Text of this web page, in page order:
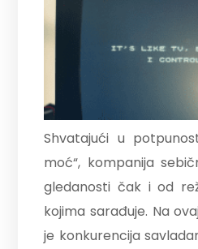
Shvatajući u
moć“, kompanija
gledanosti čak i od
kojima sarađuje. Na
je konkurencija